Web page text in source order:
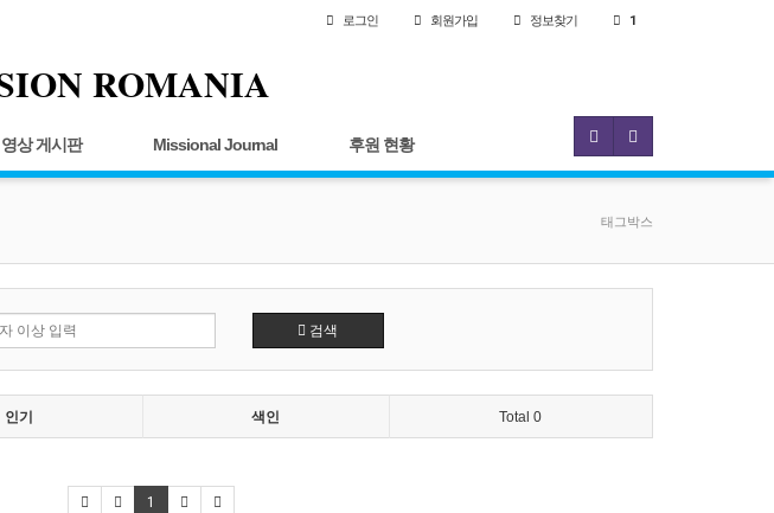
로그인 회원가입 정보찾기 1
ROMANIA
영상 게시판 Missional Journal 후원 현황
태그박스
검색
인기 색인 Total 0
1